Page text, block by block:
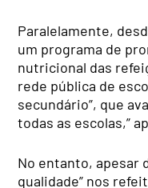
Paralelamente,
um programa de
nutricional das
rede pública de
secundário”, que
todas as escolas,”
No entanto, apesar
qualidade” nos